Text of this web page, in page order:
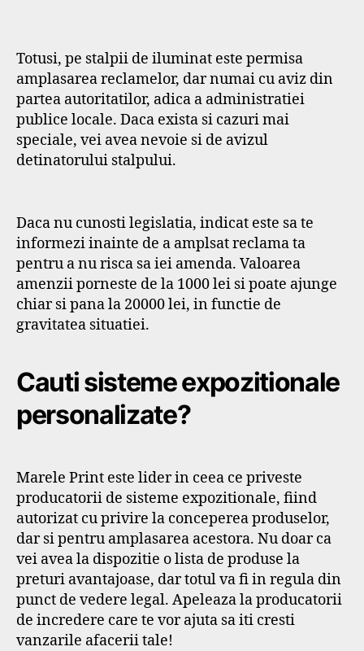
Totusi, pe stalpii de iluminat este permisa
amplasarea reclamelor, dar numai cu aviz din
partea autoritatilor, adica a administratiei
publice locale. Daca exista si cazuri mai
speciale, vei avea nevoie si de avizul
detinatorului stalpului.
Daca nu cunosti legislatia, indicat este sa te
informezi inainte de a amplsat reclama ta
pentru a nu risca sa iei amenda. Valoarea
amenzii porneste de la 1000 lei si poate ajunge
chiar si pana la 20000 lei, in functie de
gravitatea situatiei.
Cauti sisteme expozitionale
personalizate?
Marele Print este lider in ceea ce priveste
producatorii de sisteme expozitionale, fiind
autorizat cu privire la conceperea produselor,
dar si pentru amplasarea acestora. Nu doar ca
vei avea la dispozitie o lista de produse la
preturi avantajoase, dar totul va fi in regula din
punct de vedere legal. Apeleaza la producatorii
de incredere care te vor ajuta sa iti cresti
vanzarile afacerii tale!